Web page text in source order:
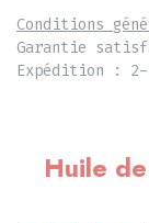
Conditions
Garantie
Expédition :
Huile